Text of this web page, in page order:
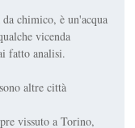
chimico, è un'acqua
vicenda
fatto analisi.
altre città
vissuto a Torino,